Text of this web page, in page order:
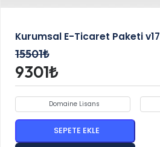
Kurumsal E-Ticaret Paketi v17
15501₺
9301₺
Domaine Lisans
SEPETE EKLE